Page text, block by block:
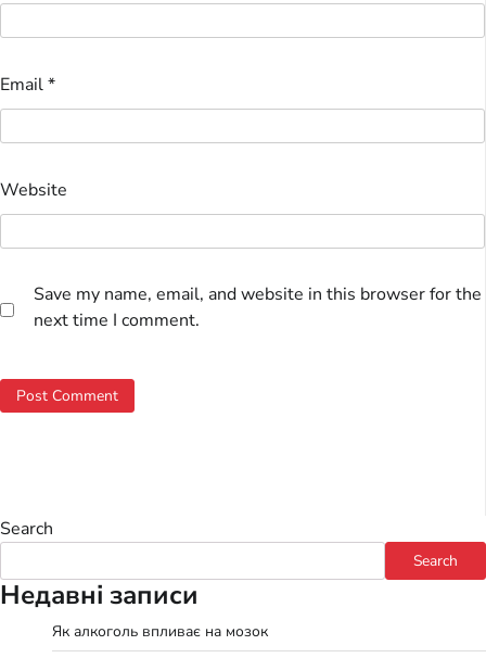
Email*
Website
Save my name, email, and website in this browser for the
next time I comment.
Search
Search
Недавні записи
Як алкоголь впливає на мозок